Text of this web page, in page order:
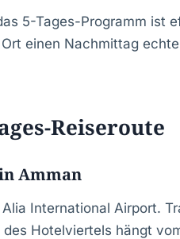
5-Tages-Programm ist
einen Nachmittag
Reiseroute
Amman
International Airport.
des Hotelviertels hängt